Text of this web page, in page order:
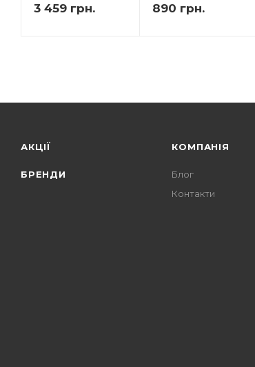
3 459 грн. 890 грн.
АКЦІЇ
БРЕНДИ
КОМПАНІЯ
Блог
Контакти